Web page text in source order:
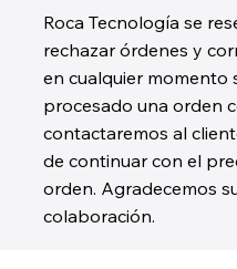
Roca Tecnología se
rechazar órdenes y
en cualquier momento
procesado una orden
contactaremos al
de continuar con el
orden. Agradecemos
colaboración.